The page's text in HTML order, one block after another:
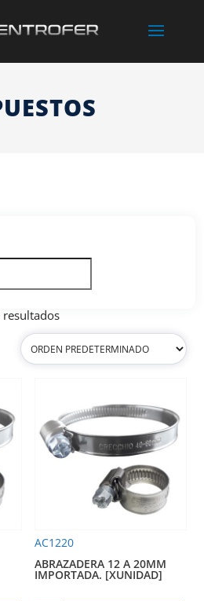
AC1220
ABRAZADERA 12 A 20MM
IMPORTADA. [XUNIDAD]